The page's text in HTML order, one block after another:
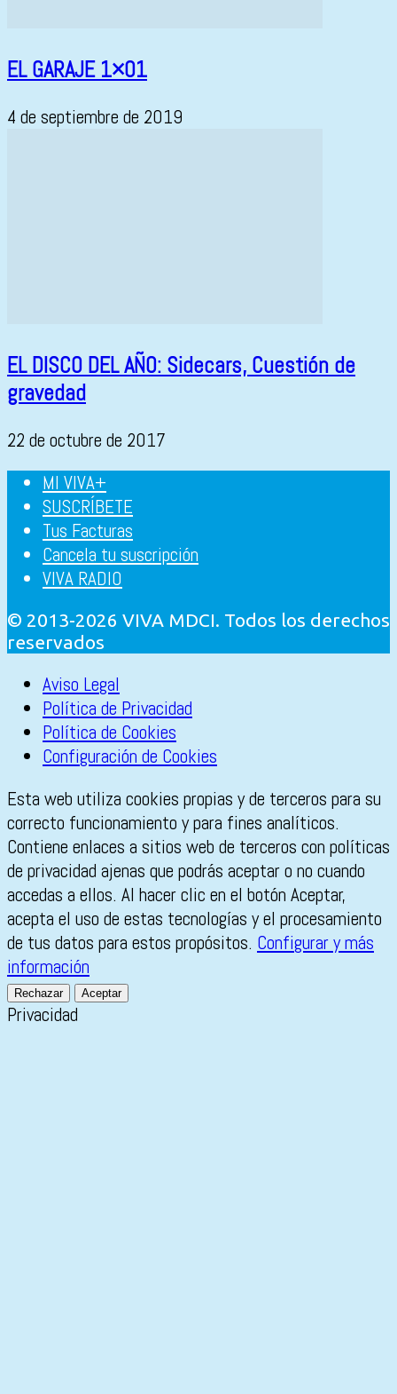
EL GARAJE 1×01
4 de septiembre de 2019
EL DISCO DEL AÑO: Sidecars, Cuestión de
gravedad
22 de octubre de 2017
MI VIVA+
SUSCRÍBETE
Tus Facturas
Cancela tu suscripción
VIVA RADIO
© 2013-2026 VIVA MDCI. Todos los derechos
reservados
Aviso Legal
Política de Privacidad
Política de Cookies
Configuración de Cookies
Esta web utiliza cookies propias y de terceros para su
correcto funcionamiento y para fines analíticos.
Contiene enlaces a sitios web de terceros con políticas
de privacidad ajenas que podrás aceptar o no cuando
accedas a ellos. Al hacer clic en el botón Aceptar,
acepta el uso de estas tecnologías y el procesamiento
de tus datos para estos propósitos. Configurar y más
información
Rechazar Aceptar
Privacidad